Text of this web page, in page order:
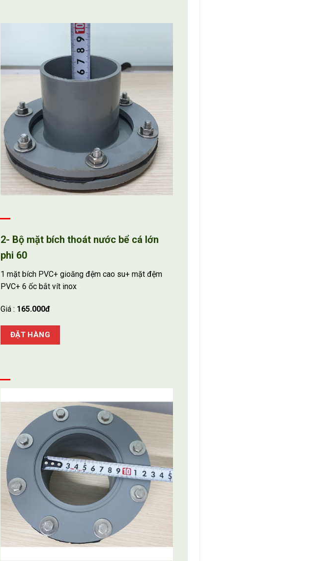
2- Bộ mặt bích thoát nước bể cá lớn
phi 60
1 mặt bích PVC+ gioăng đệm cao su+ mặt đệm
PVC+ 6 ốc bắt vít inox
Giá : 165.000đ
ĐẶT HÀNG